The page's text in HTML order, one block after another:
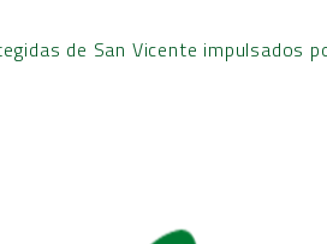
de San Vicente impulsados